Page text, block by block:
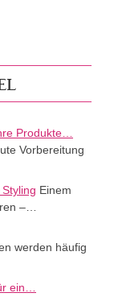
Produkte…
Vorbereitung
Einem
–…
werden häufig
ein…